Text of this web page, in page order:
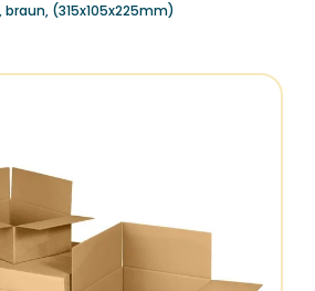
(315x105x225mm)